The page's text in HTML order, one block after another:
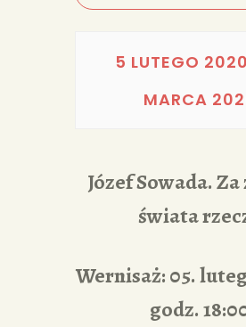
KSIĄŻKI
PORTFOLIA
5 LUTEGO 2020
MARCA
Józef Sowada. Za
świata
Wernisaż: 05.
godz.